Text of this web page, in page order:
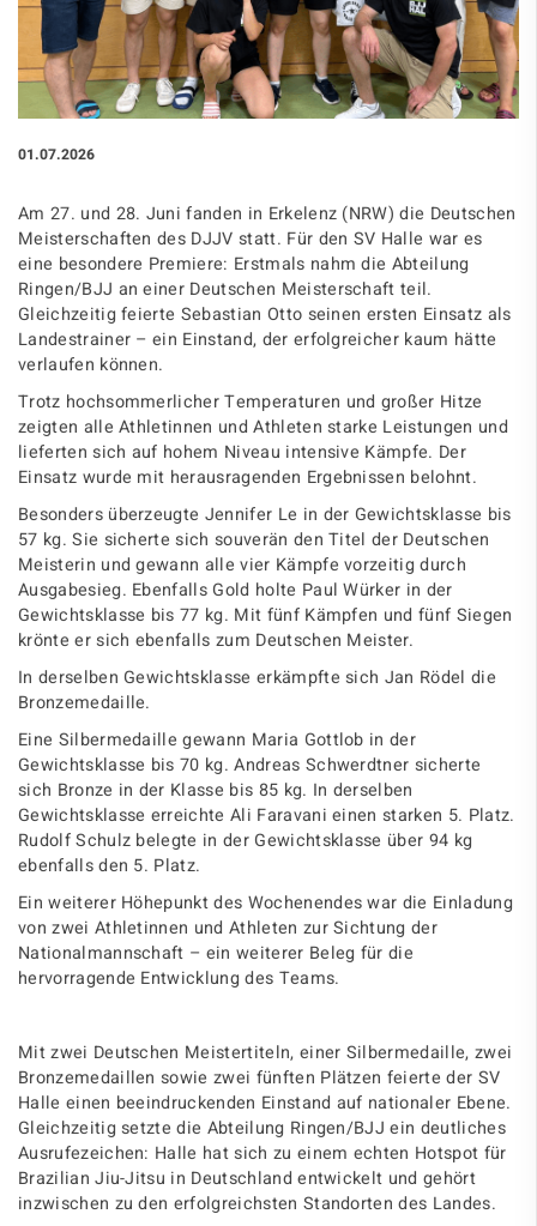
01.07.2026
Am 27. und 28. Juni fanden in Erkelenz (NRW) die Deutschen
Meisterschaften des DJJV statt. Für den SV Halle war es
eine besondere Premiere: Erstmals nahm die Abteilung
Ringen/BJJ an einer Deutschen Meisterschaft teil.
Gleichzeitig feierte Sebastian Otto seinen ersten Einsatz als
Landestrainer – ein Einstand, der erfolgreicher kaum hätte
verlaufen können.
Trotz hochsommerlicher Temperaturen und großer Hitze
zeigten alle Athletinnen und Athleten starke Leistungen und
lieferten sich auf hohem Niveau intensive Kämpfe. Der
Einsatz wurde mit herausragenden Ergebnissen belohnt.
Besonders überzeugte Jennifer Le in der Gewichtsklasse bis
57 kg. Sie sicherte sich souverän den Titel der Deutschen
Meisterin und gewann alle vier Kämpfe vorzeitig durch
Ausgabesieg. Ebenfalls Gold holte Paul Würker in der
Gewichtsklasse bis 77 kg. Mit fünf Kämpfen und fünf Siegen
krönte er sich ebenfalls zum Deutschen Meister.
In derselben Gewichtsklasse erkämpfte sich Jan Rödel die
Bronzemedaille.
Eine Silbermedaille gewann Maria Gottlob in der
Gewichtsklasse bis 70 kg. Andreas Schwerdtner sicherte
sich Bronze in der Klasse bis 85 kg. In derselben
Gewichtsklasse erreichte Ali Faravani einen starken 5. Platz.
Rudolf Schulz belegte in der Gewichtsklasse über 94 kg
ebenfalls den 5. Platz.
Ein weiterer Höhepunkt des Wochenendes war die Einladung
von zwei Athletinnen und Athleten zur Sichtung der
Nationalmannschaft – ein weiterer Beleg für die
hervorragende Entwicklung des Teams.
Mit zwei Deutschen Meistertiteln, einer Silbermedaille, zwei
Bronzemedaillen sowie zwei fünften Plätzen feierte der SV
Halle einen beeindruckenden Einstand auf nationaler Ebene.
Gleichzeitig setzte die Abteilung Ringen/BJJ ein deutliches
Ausrufezeichen: Halle hat sich zu einem echten Hotspot für
Brazilian Jiu-Jitsu in Deutschland entwickelt und gehört
inzwischen zu den erfolgreichsten Standorten des Landes.